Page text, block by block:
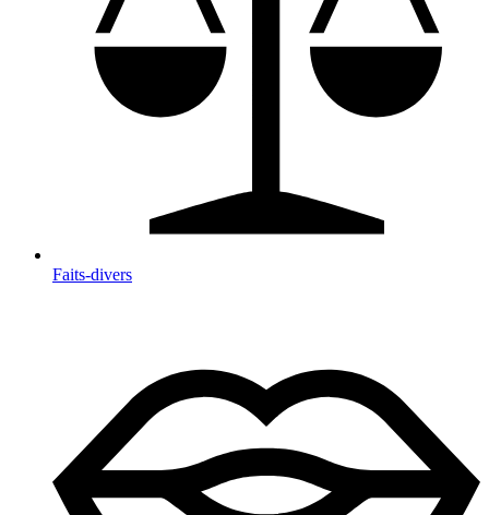
Faits-divers